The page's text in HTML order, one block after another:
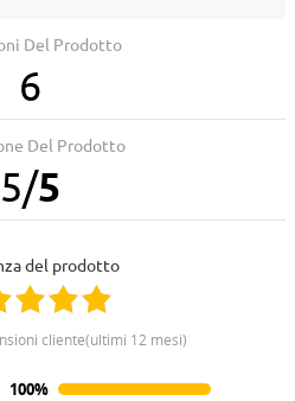
Del Prodotto
6
Del Prodotto
5/5
del prodotto
cliente(ultimi 12 mesi)
100%